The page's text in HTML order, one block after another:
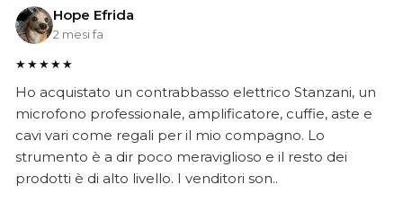
Hope Efrida
2 mesi fa
★★★★★
Ho acquistato un contrabbasso elettrico Stanzani, un
microfono professionale, amplificatore, cuffie, aste e
cavi vari come regali per il mio compagno. Lo
strumento è a dir poco meraviglioso e il resto dei
prodotti è di alto livello. I venditori son..